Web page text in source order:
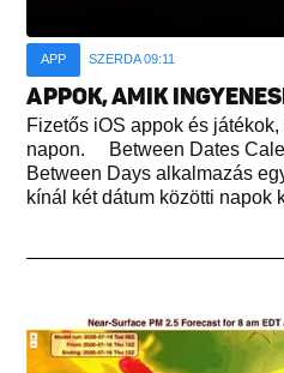
APP SZERDA 09:11
APPOK, AMIK
Fizetős iOS appok és
napon. Between Dates
Between Days alkalmazás
kínál két dátum közötti napok